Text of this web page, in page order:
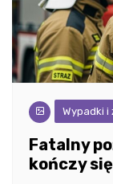
Wypadki i
Fatalny
kończy